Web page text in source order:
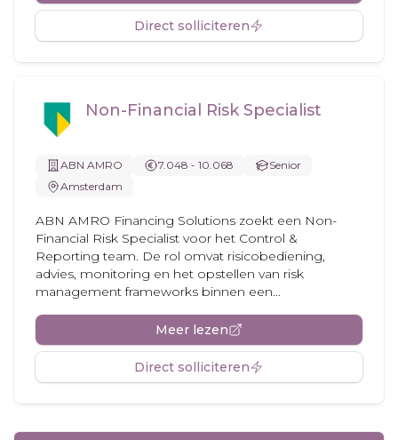
Direct solliciteren
Non-Financial Risk Specialist
ABN AMRO 7.048 - 10.068
Senior
Amsterdam
ABN AMRO Financing Solutions zoekt een Non-
Financial Risk Specialist voor het Control &
Reporting team. De rol omvat risicobediening,
advies, monitoring en het opstellen van risk
management frameworks binnen een...
Meer lezen
Direct solliciteren